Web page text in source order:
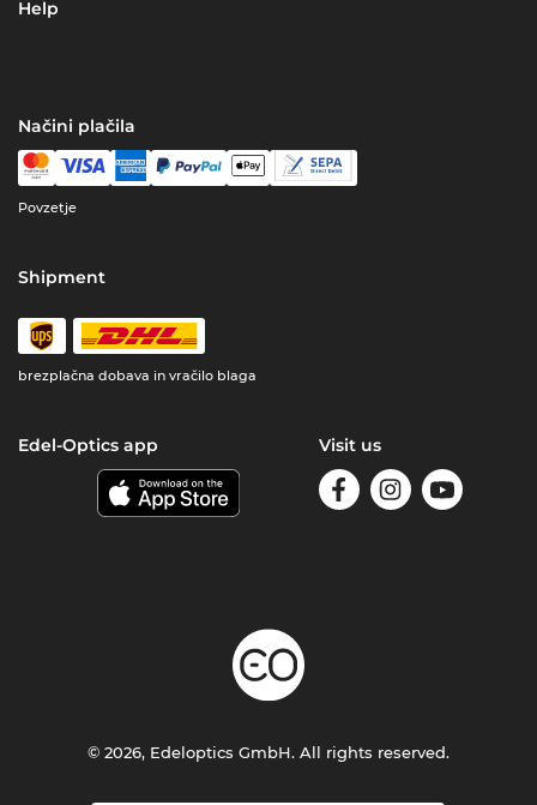
Help
Načini plačila
Povzetje
Shipment
brezplačna dobava in vračilo blaga
Edel-Optics app Visit us
© 2026, Edeloptics GmbH. All rights reserved.